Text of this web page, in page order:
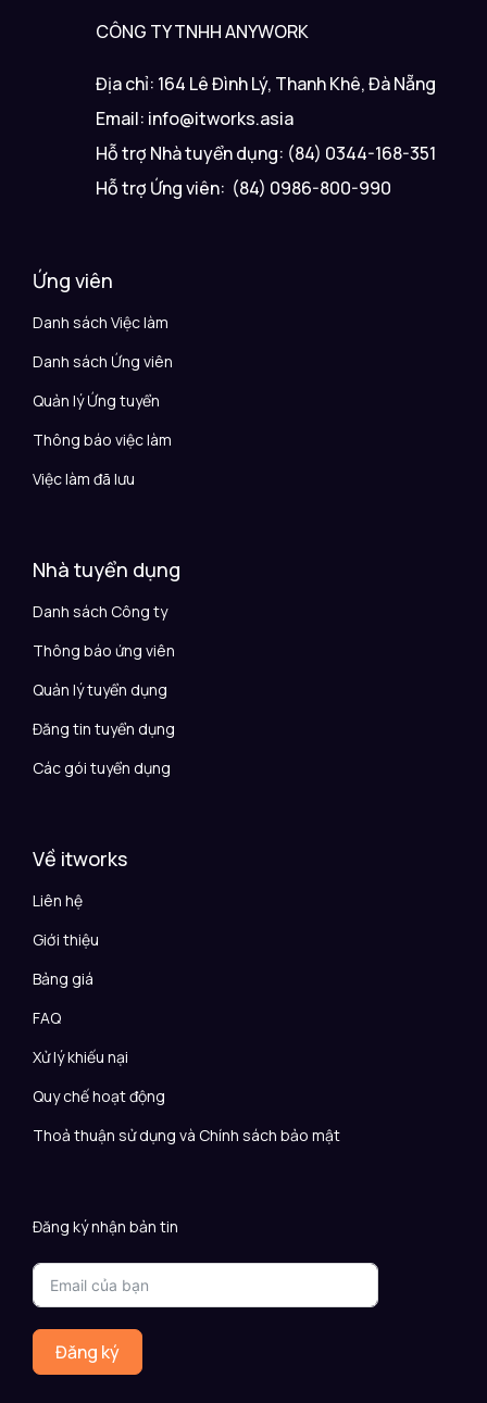
CÔNG TY TNHH ANYWORK
Địa chỉ: 164 Lê Đình Lý, Thanh Khê, Đà Nẵng
Email: info@itworks.asia
Hỗ trợ Nhà tuyển dụng: (84) 0344-168-351
Hỗ trợ Ứng viên: (84) 0986-800-990
Ứng viên
Danh sách Việc làm
Danh sách Ứng viên
Quản lý Ứng tuyển
Thông báo việc làm
Việc làm đã lưu
Nhà tuyển dụng
Danh sách Công ty
Thông báo ứng viên
Quản lý tuyển dụng
Đăng tin tuyển dụng
Các gói tuyển dụng
Về itworks
Liên hệ
Giới thiệu
Bảng giá
FAQ
Xử lý khiếu nại
Quy chế hoạt động
Thoả thuận sử dụng và Chính sách bảo mật
Đăng ký nhận bản tin
Đăng ký